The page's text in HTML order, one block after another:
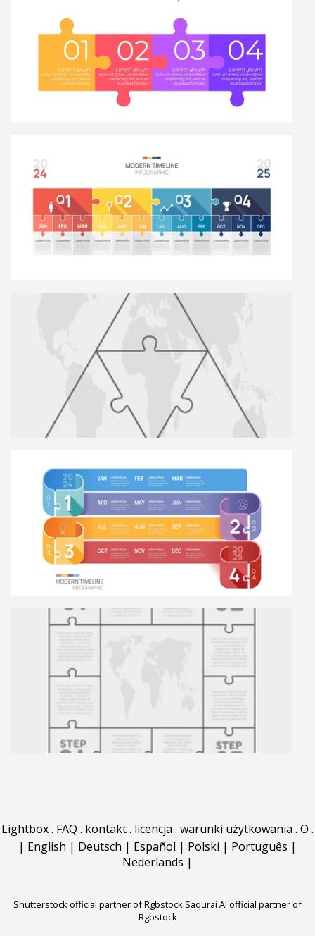
Lightbox. FAQ . kontakt. licencja . warunki użytkowania . O .
| English | Deutsch | Español | Polski | Português |
Nederlands |
Shutterstock official partner of Rgbstock Saqurai AI official partner of
Rgbstock